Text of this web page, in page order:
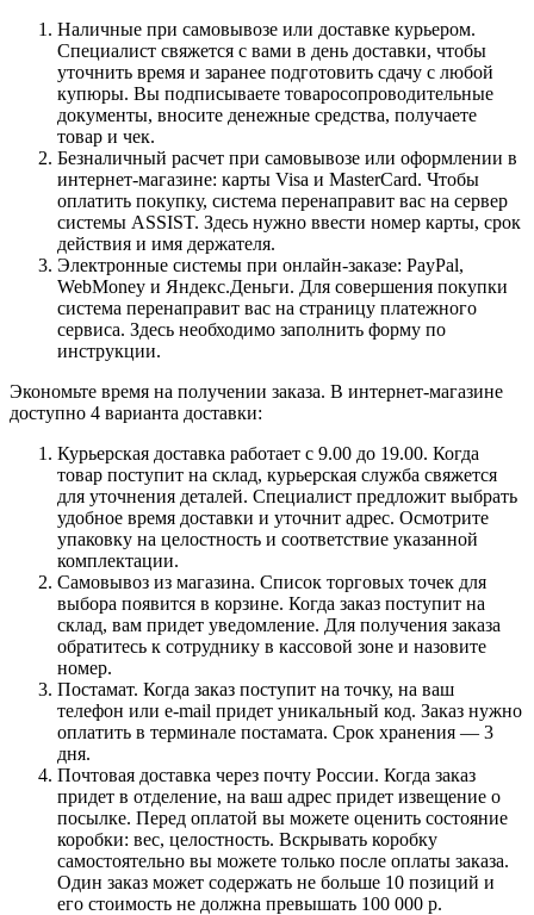
Наличные при самовывозе или доставке курьером.
Специалист свяжется с вами в день доставки, чтобы
уточнить время и заранее подготовить сдачу с любой
купюры. Вы подписываете товаросопроводительные
документы, вносите денежные средства, получаете
товар и чек.
Безналичный расчет при самовывозе или оформлении в
интернет-магазине: карты Visa и MasterCard. Чтобы
оплатить покупку, система перенаправит вас на сервер
системы ASSIST. Здесь нужно ввести номер карты, срок
действия и имя держателя.
Электронные системы при онлайн-заказе: PayPal,
WebMoney и Яндекс.Деньги. Для совершения покупки
система перенаправит вас на страницу платежного
сервиса. Здесь необходимо заполнить форму по
инструкции.
Экономьте время на получении заказа. В интернет-магазине
доступно 4 варианта доставки:
Курьерская доставка работает с 9.00 до 19.00. Когда
товар поступит на склад, курьерская служба свяжется
для уточнения деталей. Специалист предложит выбрать
удобное время доставки и уточнит адрес. Осмотрите
упаковку на целостность и соответствие указанной
комплектации.
Самовывоз из магазина. Список торговых точек для
выбора появится в корзине. Когда заказ поступит на
склад, вам придет уведомление. Для получения заказа
обратитесь к сотруднику в кассовой зоне и назовите
номер.
Постамат. Когда заказ поступит на точку, на ваш
телефон или e-mail придет уникальный код. Заказ нужно
оплатить в терминале постамата. Срок хранения — 3
дня.
Почтовая доставка через почту России. Когда заказ
придет в отделение, на ваш адрес придет извещение о
посылке. Перед оплатой вы можете оценить состояние
коробки: вес, целостность. Вскрывать коробку
самостоятельно вы можете только после оплаты заказа.
Один заказ может содержать не больше 10 позиций и
его стоимость не должна превышать 100 000 р.